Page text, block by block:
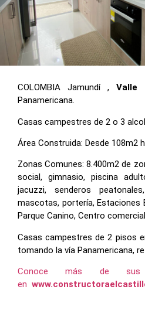
COLOMBIA Jamundí , Valle
Panamericana.
Casas campestres de 2 o 3
Área Construida: Desde 108m2
Zonas Comunes: 8.400m2 de
social, gimnasio, piscina
jacuzzi, senderos
mascotas, portería, Estaciones
Parque Canino, Centro
Casas campestres de 2 pisos
tomando la vía Panamericana,
Conoce más de sus
en